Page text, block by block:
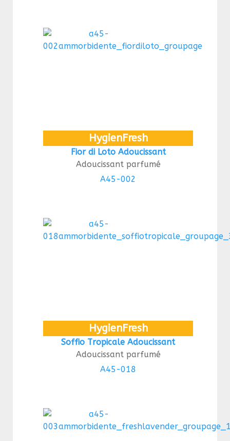
HygienFresh
Fior di Loto Adoucissant
Adoucissant parfumé
A45-002
HygienFresh
Soffio Tropicale Adoucissant
Adoucissant parfumé
A45-018